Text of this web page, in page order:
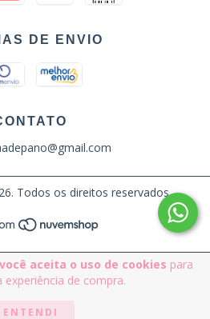
você aceita o uso de cookies para
experiência de compra.
ENTENDI
DE ENVIO
Todos os direitos reservados.